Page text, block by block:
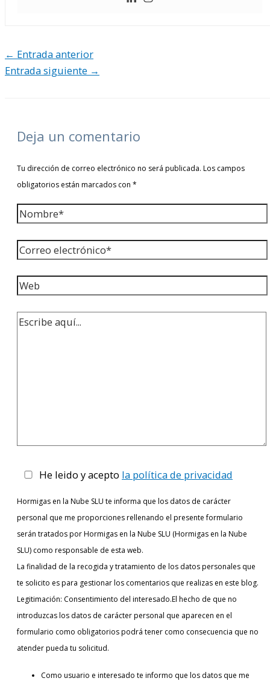
← Entrada anterior
Entrada siguiente →
Deja un comentario
Tu dirección de correo electrónico no será publicada. Los campos
obligatorios están marcados con *
He leido y acepto la política de privacidad
Hormigas en la Nube SLU te informa que los datos de carácter
personal que me proporciones rellenando el presente formulario
serán tratados por Hormigas en la Nube SLU (Hormigas en la Nube
SLU) como responsable de esta web.
La finalidad de la recogida y tratamiento de los datos personales que
te solicito es para gestionar los comentarios que realizas en este blog.
Legitimación: Consentimiento del interesado.El hecho de que no
introduzcas los datos de carácter personal que aparecen en el
formulario como obligatorios podrá tener como consecuencia que no
atender pueda tu solicitud.
Como usuario e interesado te informo que los datos que me